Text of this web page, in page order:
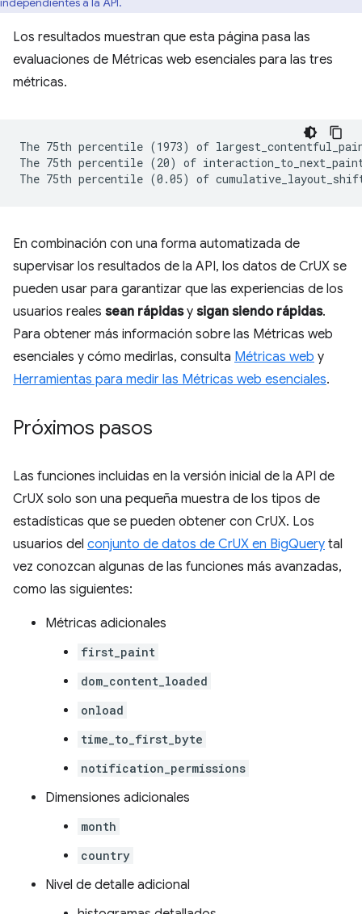
Los resultados muestran que esta página pasa las
evaluaciones de Métricas web esenciales para las tres
métricas.
The 75th percentile (1973) of
The 75th percentile (20) of
En combinación con una forma automatizada de
supervisar los resultados de la API, los datos de CrUX se
pueden usar para garantizar que las experiencias de los
usuarios reales sean rápidasy sigan siendo rápidas.
Para obtener más información sobre las Métricas web
esenciales y cómo medirlas, consulta Métricas web y
Herramientas para medir las Métricas web esenciales.
Próximos pasos
Las funciones incluidas en la versión inicial de la API de
CrUX solo son una pequeña muestra de los tipos de
estadísticas que se pueden obtener con CrUX. Los
usuarios del conjunto de datos de CrUX en BigQuery tal
vez conozcan algunas de las funciones más avanzadas,
como las siguientes:
Métricas adicionales
first_paint
dom_content_loaded
onload
time_to_first_byte
notification_permissions
Dimensiones adicionales
month
country
Nivel de detalle adicional